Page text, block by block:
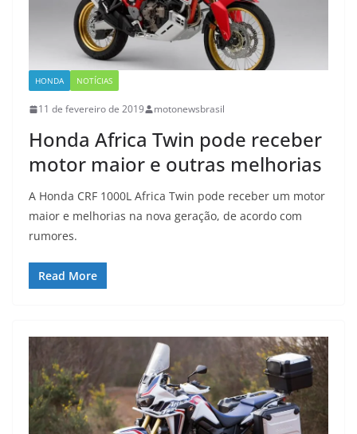
HONDA NOTÍCIAS
11 de fevereiro de 2019 motonewsbrasil
Honda Africa Twin pode receber
motor maior e outras melhorias
A Honda CRF 1000L Africa Twin pode receber um motor
maior e melhorias na nova geração, de acordo com
rumores.
Read More